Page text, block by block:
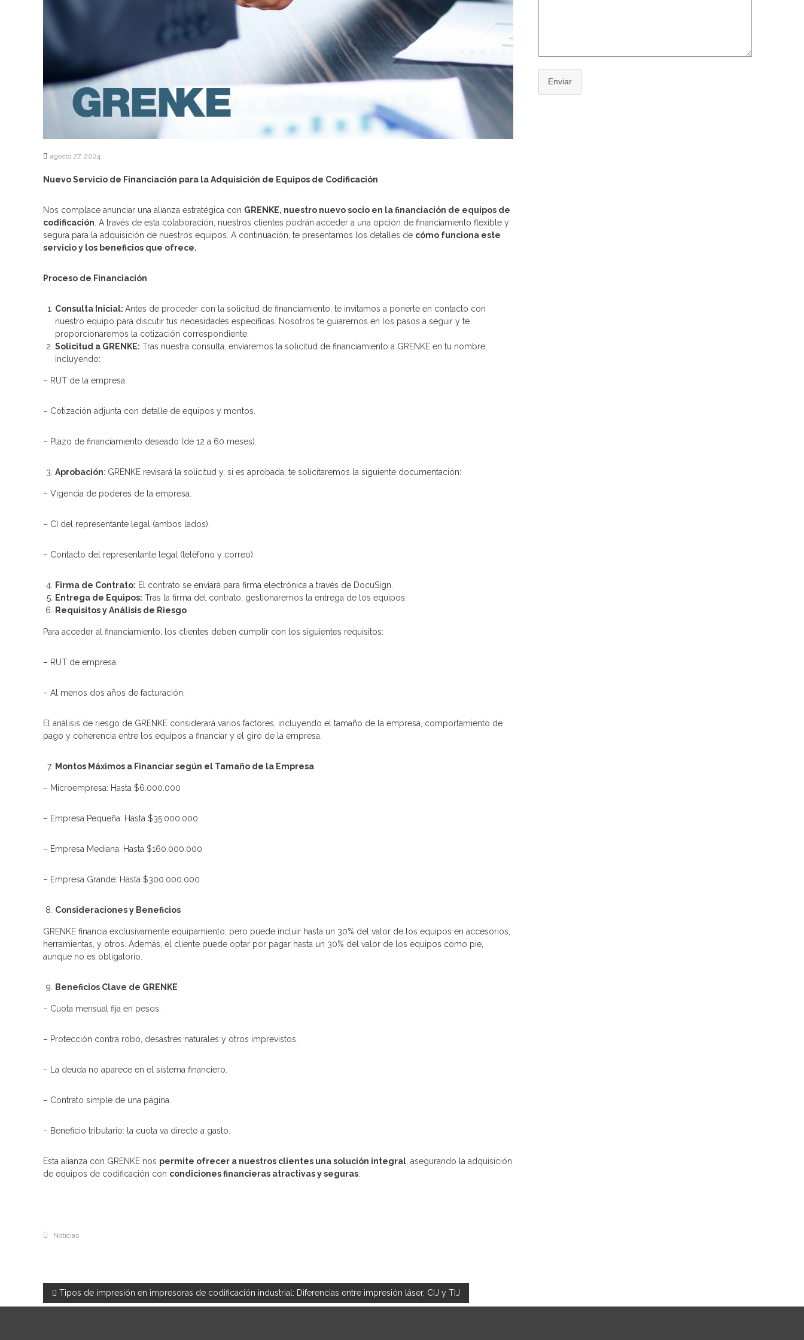
agosto 27, 2024
Nuevo Servicio de Financiación para la Adquisición de Equipos de Codificación
Nos complace anunciar una alianza estratégica con GRENKE, nuestro nuevo socio en la financiación de equipos de
codificación . A través de esta colaboración, nuestros clientes podrán acceder a una opción de financiamiento flexible y
segura para la adquisición de nuestros equipos. A continuación, te presentamos los detalles de cómo funciona este
servicio y los beneficios que ofrece.
Proceso de Financiación
Consulta Inicial: Antes de proceder con la solicitud de financiamiento, te invitamos a ponerte en contacto con
nuestro equipo para discutir tus necesidades específicas. Nosotros te guiaremos en los pasos a seguir y te
proporcionaremos la cotización correspondiente.
Solicitud a GRENKE: Tras nuestra consulta, enviaremos la solicitud de financiamiento a GRENKE en tu nombre,
incluyendo:
– RUT de la empresa.
– Cotización adjunta con detalle de equipos y montos.
– Plazo de financiamiento deseado (de 12 a 60 meses).
Aprobación: GRENKE revisará la solicitud y, si es aprobada, te solicitaremos la siguiente documentación:
– Vigencia de poderes de la empresa.
– CI del representante legal (ambos lados).
– Contacto del representante legal (teléfono y correo).
Firma de Contrato: El contrato se enviará para firma electrónica a través de DocuSign.
Entrega de Equipos: Tras la firma del contrato, gestionaremos la entrega de los equipos.
Requisitos y Análisis de Riesgo
Para acceder al financiamiento, los clientes deben cumplir con los siguientes requisitos:
– RUT de empresa.
– Al menos dos años de facturación.
El análisis de riesgo de GRENKE considerará varios factores, incluyendo el tamaño de la empresa, comportamiento de
pago y coherencia entre los equipos a financiar y el giro de la empresa.
Montos Máximos a Financiar según el Tamaño de la Empresa
– Microempresa: Hasta $6.000.000
– Empresa Pequeña: Hasta $35.000.000
– Empresa Mediana: Hasta $160.000.000
– Empresa Grande: Hasta $300.000.000
Consideraciones y Beneficios
GRENKE financia exclusivamente equipamiento, pero puede incluir hasta un 30% del valor de los equipos en accesorios,
herramientas, y otros. Además, el cliente puede optar por pagar hasta un 30% del valor de los equipos como pie,
aunque no es obligatorio.
Beneficios Clave de GRENKE
– Cuota mensual fija en pesos.
– Protección contra robo, desastres naturales y otros imprevistos.
– La deuda no aparece en el sistema financiero.
– Contrato simple de una página.
– Beneficio tributario: la cuota va directo a gasto.
Esta alianza con GRENKE nos permite ofrecer a nuestros clientes una solución integral , asegurando la adquisición
de equipos de codificación con condiciones financieras atractivas y seguras
Noticias
N Tipos de impresión en impresoras de codificación industrial: Diferencias entre impresión láser, CIJ y TIJ
Enviar